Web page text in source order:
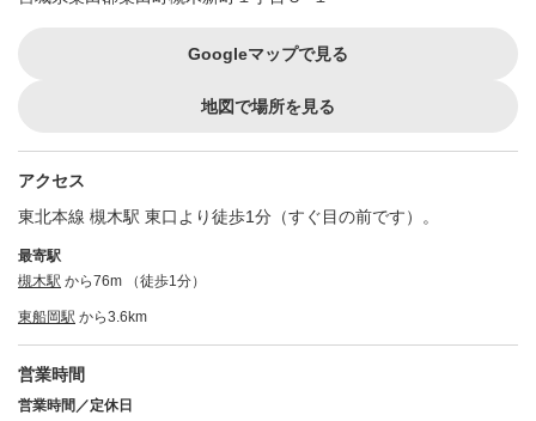
Googleマップで見る
地図で場所を見る
アクセス
東北本線 槻木駅 東口より徒歩1分（すぐ目の前です）。
最寄駅
槻木駅 から76m （徒歩1分）
東船岡駅 から3.6km
営業時間
営業時間／定休日